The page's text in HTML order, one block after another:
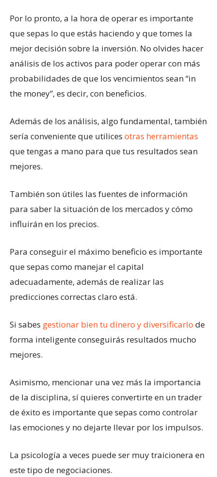
Por lo pronto, a la hora de operar es importante
que sepas lo que estás haciendo y que tomes la
mejor decisión sobre la inversión. No olvides hacer
análisis de los activos para poder operar con más
probabilidades de que los vencimientos sean “in
the money”, es decir, con beneficios.
Además de los análisis, algo fundamental, también
sería conveniente que utilices otras herramientas
que tengas a mano para que tus resultados sean
mejores.
También son útiles las fuentes de información
para saber la situación de los mercados y cómo
influirán en los precios.
Para conseguir el máximo beneficio es importante
que sepas como manejar el capital
adecuadamente, además de realizar las
predicciones correctas claro está.
Si sabes gestionar bien tu dinero y diversificarlo de
forma inteligente conseguirás resultados mucho
mejores.
Asimismo, mencionar una vez más la importancia
de la disciplina, sí quieres convertirte en un trader
de éxito es importante que sepas como controlar
las emociones y no dejarte llevar por los impulsos.
La psicología a veces puede ser muy traicionera en
este tipo de negociaciones.